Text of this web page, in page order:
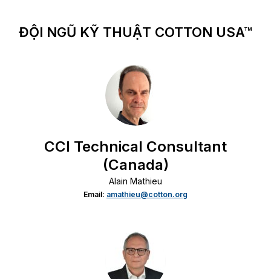
ĐỘI NGŨ KỸ THUẬT COTTON USA™
CCI Technical Consultant
(Canada)
Alain Mathieu
Email: amathieu@cotton.org